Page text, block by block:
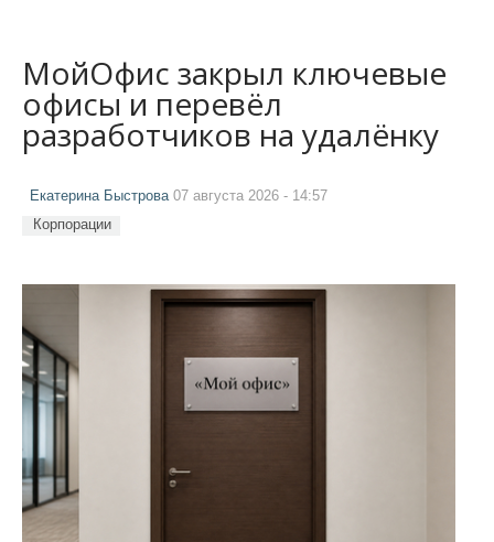
МойОфис закрыл ключевые
офисы и перевёл
разработчиков на удалёнку
Екатерина Быстрова07 августа 2026 - 14:57
Корпорации